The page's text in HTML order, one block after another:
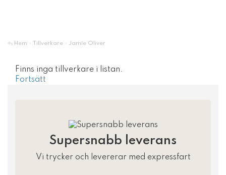
Hem » Tillverkare » Jamie Oliver
Finns inga tillverkare i listan.
Fortsätt
Supersnabb leverans
Vi trycker och levererar med expressfart